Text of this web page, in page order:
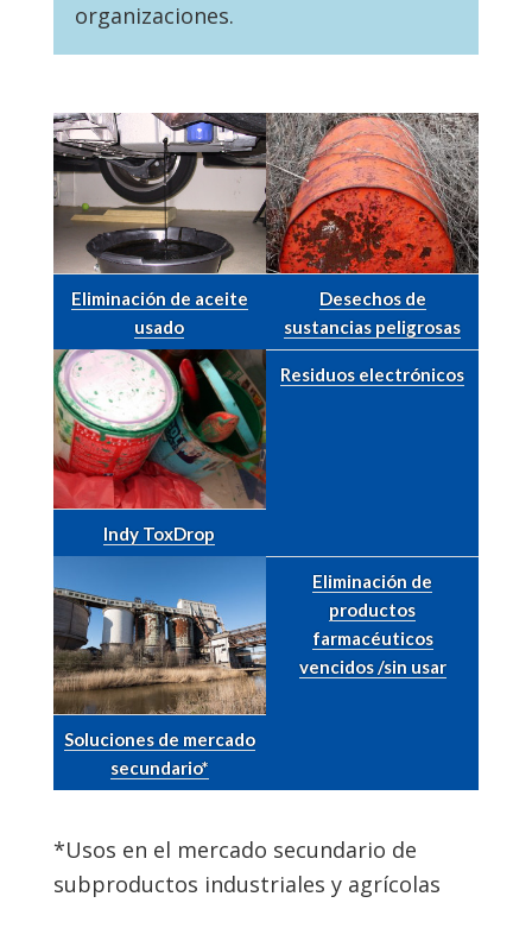
organizaciones.
Eliminación de aceite
usado
Desechos de
sustancias peligrosas
Indy ToxDrop
Residuos electrónicos
Soluciones de mercado
secundario*
Eliminación de
productos
farmacéuticos
vencidos /sin usar
*Usos en el mercado secundario de
subproductos industriales y agrícolas